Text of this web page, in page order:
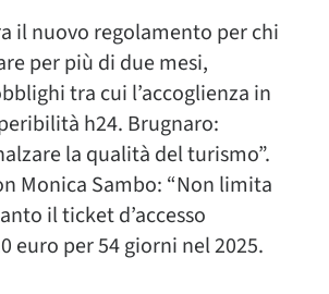
il nuovo regolamento per chi
per più di due mesi,
tra cui l’accoglienza in
h24. Brugnaro:
la qualità del turismo”.
Monica Sambo: “Non limita
il ticket d’accesso
euro per 54 giorni nel 2025.